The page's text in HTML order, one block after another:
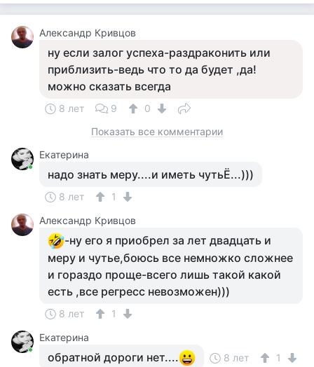
Александр Кривцов
ну если залог успеха-раздраконить или
приблизить-ведь что то да будет ,да!
можно сказать всегда
8 лет 9
0
Показать все комментарии
Екатерина
надо знать меру....и иметь чутьЁ...)))
8 лет
1
Александр Кривцов
-ну его я приобрел за лет двадцать и
меру и чутье,боюсь все немножко сложнее
и гораздо проще-всего лишь такой какой
есть ,все регресс невозможен)))
8 лет
1
Екатерина
обратной дороги нет.... 8 лет 1